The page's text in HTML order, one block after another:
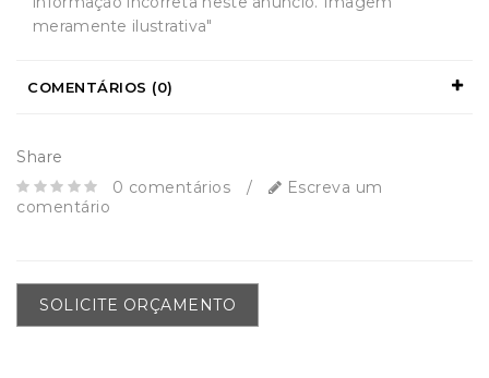
meramente ilustrativa"
COMENTÁRIOS (0)
Share
0 comentários
/
Escreva um
comentário
SOLICITE ORÇAMENTO